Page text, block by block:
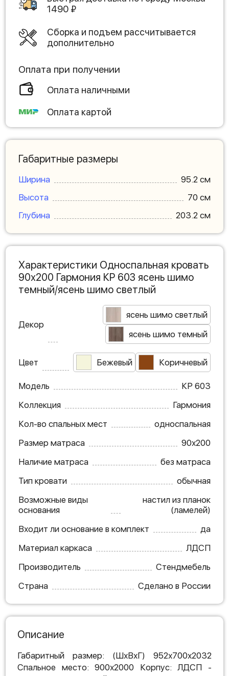
1490 ₽
Сборка и подъем рассчитывается
дополнительно
Оплата при получении
Оплата наличными
Оплата картой
Габаритные размеры
Ширина
95.2 см
Высота
70 см
Глубина
203.2 см
Характеристики Односпальная кровать
90х200 Гармония КР 603 ясень шимо
темный/ясень шимо светлый
Декор
ясень шимо светлый
ясень шимо темный
Цвет Бежевый Коричневый
Модель
КР 603
Коллекция
Гармония
Кол-во спальных мест
односпальная
Размер матраса
90х200
Наличие матраса
без матраса
Тип кровати
обычная
Возможные виды
основания
настил из планок
(ламелей)
Входит ли основание в комплект
да
Материал каркаса
ЛДСП
Производитель
Стендмебель
Страна
Сделано в России
Описание
Габаритный размер: (ШхВхГ) 952х700х2032
Спальное место: 900х2000 Корпус: ЛДСП -